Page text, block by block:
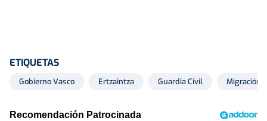
ETIQUETAS
Gobierno Vasco Ertzaintza Guardia Civil Migración